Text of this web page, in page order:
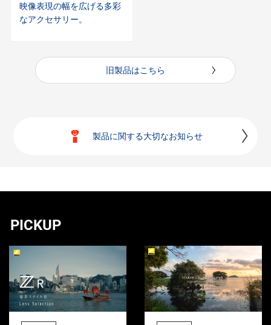
映像表現の幅を広げる多彩
なアクセサリー。
旧製品はこちら
製品に関する大切なお知らせ
PICKUP